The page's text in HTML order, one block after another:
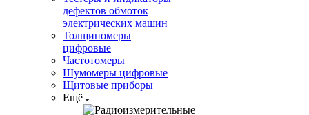
дефектов обмоток
электрических машин
Толщиномеры
цифровые
Частотомеры
Шумомеры цифровые
Щитовые приборы
Ещё